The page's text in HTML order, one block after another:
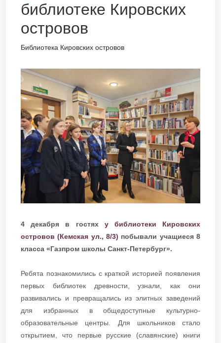
библиотеке Кировских
островов
Библиотека Кировских островов
4 декабря в гостях у библиотеки Кировских
островов (Кемская ул., 8/3) побывали учащиеся 8
класса «Газпром школы Санкт-Петербург».
Ребята познакомились с краткой историей появления
первых библиотек древности, узнали, как они
развивались и превращались из элитных заведений
для избранных в общедоступные культурно-
образовательные центры. Для школьников стало
открытием, что первые русские (славянские) книги